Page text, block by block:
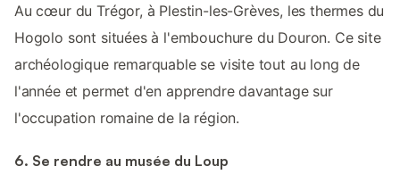
Au cœur du Trégor, à Plestin-les-Grèves, les thermes du
Hogolo sont situées à l'embouchure du Douron. Ce site
archéologique remarquable se visite tout au long de
l'année et permet d'en apprendre davantage sur
l'occupation romaine de la région.
6. Se rendre au musée du Loup